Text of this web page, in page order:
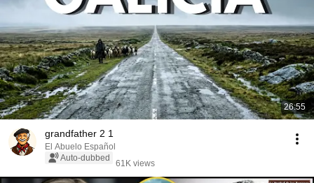
26:55
grandfather 2 1
El Abuelo Español
Auto-dubbed
61K views